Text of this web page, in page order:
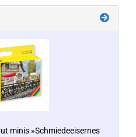
minis »Schmiedeeisernes